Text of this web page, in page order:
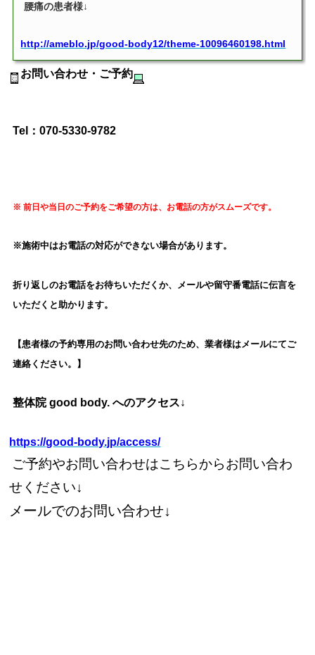
腰痛の患者様↓
http://ameblo.jp/good-body12/theme-10096460198.html
お問い合わせ・ご予約
Tel：070‐5330-9782
※ 前日や当日のご予約をご希望の方は、お電話の方がスムーズです。
※施術中はお電話の対応ができない場合があります。
折り返しのお電話をお待ちいただくか、メールや留守番電話に伝言を
いただくと助かります。
【患者様の予約専用のお問い合わせ先のため、業者様はメールにてご
連絡ください。
】
整体院 good body. へのアクセス↓
https://good-body.jp/access/
ご予約やお問い合わせはこちらからお問い合わ
せください↓
メールでのお問い合わせ↓